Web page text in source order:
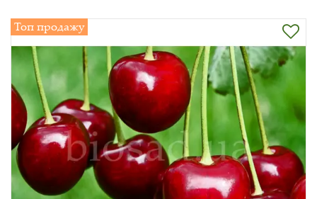
Топ продажу